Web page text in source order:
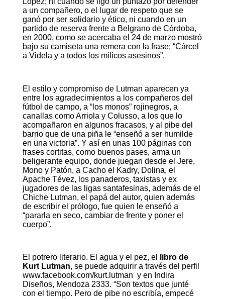
a un compañero, o el lugar de respeto que se
ganó por ser solidario y ético, ni cuando en un
partido de reserva frente a Belgrano de Córdoba,
en 2000, como se acercaba el 24 de marzo mostró
bajo su camiseta una remera con la frase: “Cárcel
a Videla y a todos los milicos asesinos”.
El estilo y compromiso de Lutman aparecen ya
entre los agradecimientos a los compañeros del
fútbol de campo, a “los monos” rojinegros, a
canallas como Arriola y Colusso, a los que lo
acompañaron en algunos fracasos, y al pibe del
barrio que de una piña le “enseñó a ser humilde
en una victoria”. Y así en unas 100 páginas con
frases cortitas, como buenos pases, arma un
beligerante equipo, donde juegan desde el Jere,
Mono y Patón, a Cacho el Kadry, Dolina, el
Apache Tévez, los panaderos, taxistas y ex
jugadores de las ligas santafesinas, además de el
Chiche Lutman, el papá del autor, quien además
de escribir el prólogo, fue quien le enseñó a
“pararla en seco, cambiar de frente y poner el
cuerpo”.
El potrero literario. El agua y el pez, el
libro de
Kurt Lutman, se puede adquirir a través del perfil
www.facebook.com/kurt.lutman y en Indira
Diseños, Mendoza 2333. “Son textos que junté
con el tiempo. Pero de pibe no escribía, empecé